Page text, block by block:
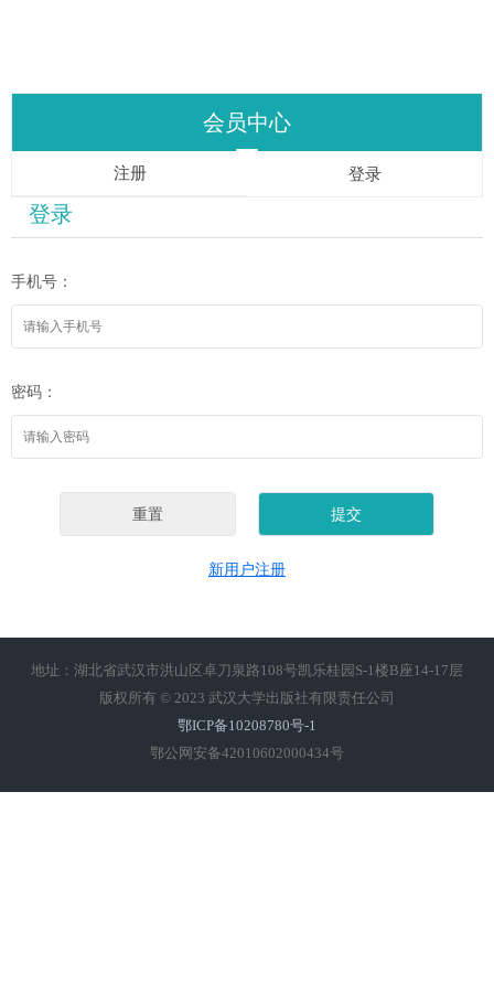
会员中心
注册 登录
登录
手机号：
密码：
新用户注册
地址：湖北省武汉市洪山区卓刀泉路108号凯乐桂园S-1楼B座14-17层
版权所有 © 2023 武汉大学出版社有限责任公司
鄂ICP备10208780号-1
鄂公网安备42010602000434号